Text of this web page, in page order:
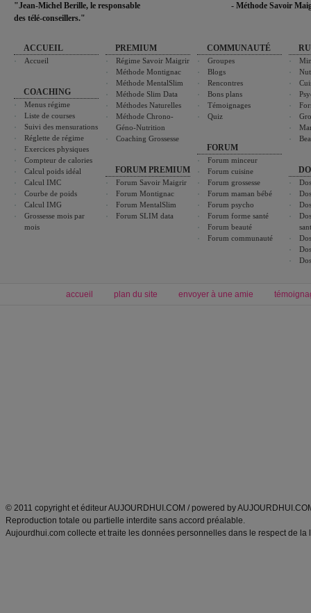
"Jean-Michel Berille, le responsable
des télé-conseillers."
- Méthode Savoir
ACCUEIL
Accueil
COACHING
Menus régime
Liste de courses
Suivi des mensurations
Réglette de régime
Exercices physiques
Compteur de calories
Calcul poids idéal
Calcul IMC
Courbe de poids
Calcul IMG
Grossesse mois par
mois
PREMIUM
Régime Savoir Maigrir
Méthode Montignac
Méthode MentalSlim
Méthode Slim Data
Méthodes Naturelles
Méthode Chrono-
Géno-Nutrition
Coaching Grossesse
FORUM PREMIUM
Forum Savoir Maigrir
Forum Montignac
Forum MentalSlim
Forum SLIM data
COMMUNAUTÉ
Groupes
Blogs
Rencontres
Bons plans
Témoignages
Quiz
FORUM
Forum minceur
Forum cuisine
Forum grossesse
Forum maman bébé
Forum psycho
Forum forme santé
Forum beauté
Forum communauté
accueil plan du site envoyer à une amie
© 2011 copyright et éditeur AUJOURDHUI.COM / powered by
Reproduction totale ou partielle interdite sans accord préalable.
Aujourdhui.com collecte et traite les données personnelles dans le respect de